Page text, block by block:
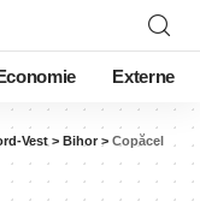
Economie Externe
Vest > Bihor > Copăcel